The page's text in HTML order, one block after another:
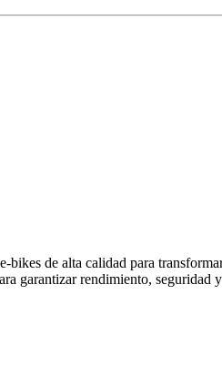
de alta calidad para
garantizar rendimiento,